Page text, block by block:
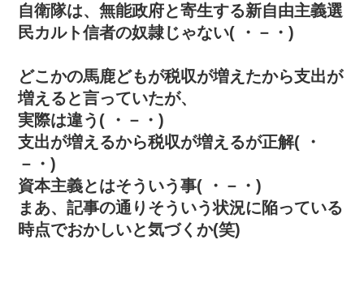
自衛隊は、無能政府と寄生する新自由主義選
民カルト信者の奴隷じゃない( ・－・)
どこかの馬鹿どもが税収が増えたから支出が
増えると言っていたが、
実際は違う( ・－・)
支出が増えるから税収が増えるが正解( ・
－・)
資本主義とはそういう事( ・－・)
まあ、記事の通りそういう状況に陥っている
時点でおかしいと気づくか(笑)